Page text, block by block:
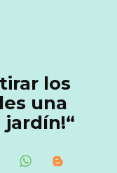
los
una